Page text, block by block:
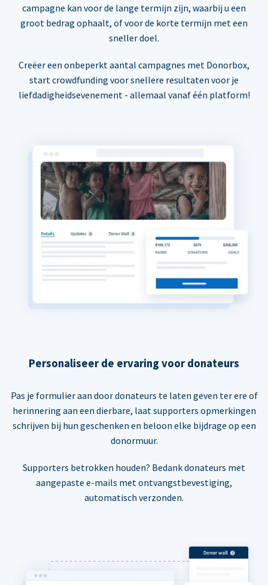
campagne kan voor de lange termijn zijn, waarbij u een
groot bedrag ophaalt, of voor de korte termijn met een
sneller doel.
Creëer een onbeperkt aantal campagnes met Donorbox,
start crowdfunding voor snellere resultaten voor je
liefdadigheidsevenement - allemaal vanaf één platform!
Personaliseer de ervaring voor donateurs
Pas je formulier aan door donateurs te laten geven ter ere of
herinnering aan een dierbare, laat supporters opmerkingen
schrijven bij hun geschenken en beloon elke bijdrage op een
donormuur.
Supporters betrokken houden? Bedank donateurs met
aangepaste e-mails met ontvangstbevestiging,
automatisch verzonden.